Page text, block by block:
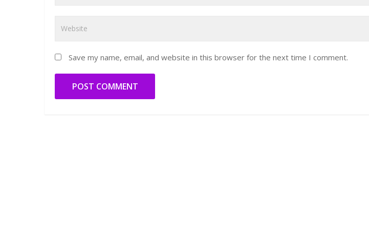
Save my name, email, and website in this browser for the next time I comment.